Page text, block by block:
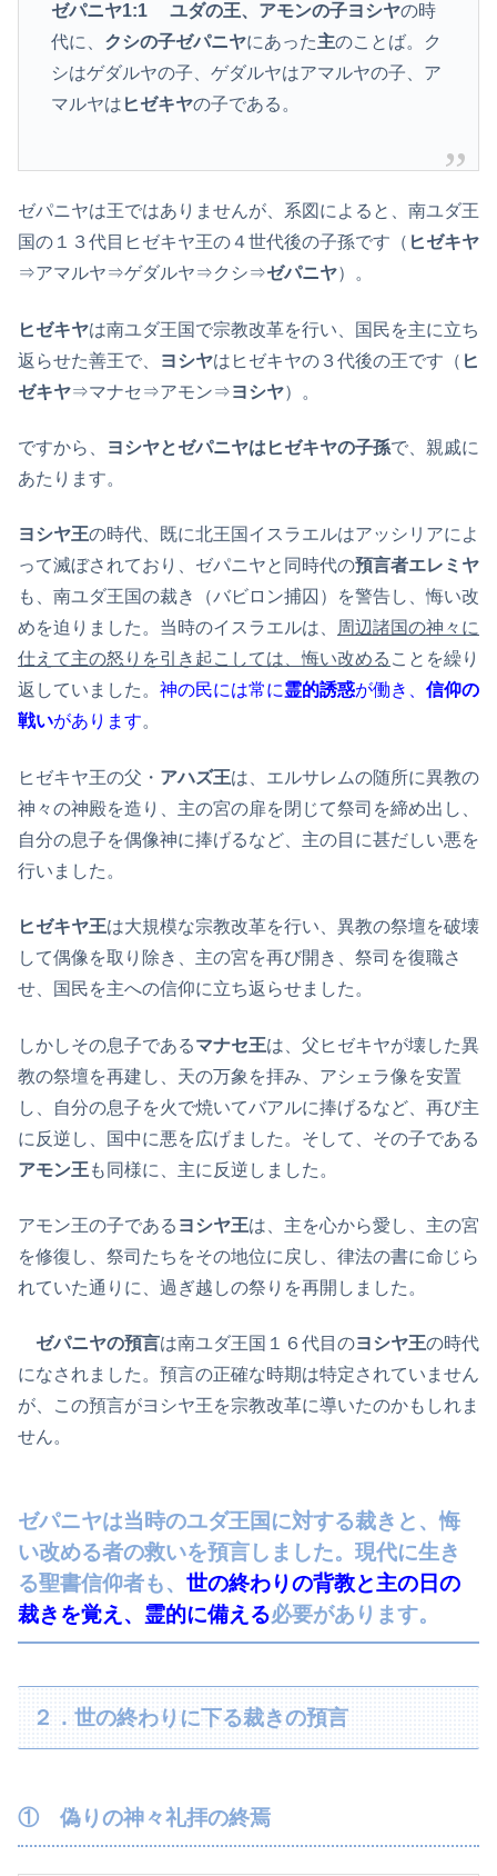
ゼパニヤ1:1 ユダの王、アモンの子ヨシヤの時
代に、 クシの子ゼパニヤにあった主のことば。ク
シはゲダルヤの子、ゲダルヤはアマルヤの子、ア
マルヤは ヒゼキヤの子である。
ゼパニヤは王ではありませんが、系図によると、南ユダ王
国の１３代目ヒゼキヤ王の４世代後の子孫です（ ヒゼキヤ
⇒アマルヤ⇒ゲダルヤ⇒クシ⇒ゼパニヤ）。
ヒゼキヤは南ユダ王国で宗教改革を行い、国民を主に立ち
返らせた善王で、
ヨシヤはヒゼキヤの３代後の王です（ ヒ
ゼキヤ⇒マナセ⇒アモン⇒ヨシヤ）。
ですから、 ヨシヤとゼパニヤはヒゼキヤの子孫で、親戚に
あたります。
ヨシヤ王の時代、既に北王国イスラエルはアッシリアによ
って滅ぼされており、ゼパニヤと同時代の預言者エレミヤ
も、南ユダ王国の裁き（バビロン捕囚）を警告し、悔い改
めを迫りました。当時のイスラエルは、
周辺諸国の神々に
仕えて主の怒りを引き起こしては、悔い改める ことを繰り
返していました。 神の民には常に霊的誘惑が働き、 信仰の
戦いがあります。
ヒゼキヤ王の父・ アハズ王は、エルサレムの随所に異教の
神々の神殿を造り、主の宮の扉を閉じて祭司を締め出し、
自分の息子を偶像神に捧げるなど、主の目に甚だしい悪を
行いました。
ヒゼキヤ王は大規模な宗教改革を行い、異教の祭壇を破壊
して偶像を取り除き、主の宮を再び開き、祭司を復職さ
せ、国民を主への信仰に立ち返らせました。
しかしその息子であるマナセ王は、父ヒゼキヤが壊した異
教の祭壇を再建し、天の万象を拝み、アシェラ像を安置
し、自分の息子を火で焼いてバアルに捧げるなど、再び主
に反逆し、国中に悪を広げました。そして、その子である
アモン王も同様に、主に反逆しました。
アモン王の子である ヨシヤ王は、主を心から愛し、主の宮
を修復し、祭司たちをその地位に戻し、律法の書に命じら
れていた通りに、過ぎ越しの祭りを再開しました。
ゼパニヤの預言は南ユダ王国１６代目のヨシヤ王の時代
になされました。預言の正確な時期は特定されていません
が、この預言がヨシヤ王を宗教改革に導いたのかもしれま
せん。
ゼパニヤは当時のユダ王国に対する裁きと、悔
い改める者の救いを預言しました。現代に生き
る聖書信仰者も、 世の終わりの背教と主の日の
裁きを覚え、霊的に備え る必要があります。
２．世の終わりに下る裁きの預言
① 偽りの神々礼拝の終焉